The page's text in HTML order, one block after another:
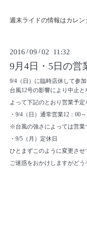
週末ライドの情報はカレ
2016 /09 /02 11:32
9月4日・5日の営
9/4（日）に臨時店休して参
台風12号の影響により中止と
よって下記のとおり営業予定
・9/4（日）通常営業12：00～
※台風の強さによっては営業
・9/5（月）定休日
ひとまずこのように変更させ
ご迷惑をおかけしますがどう